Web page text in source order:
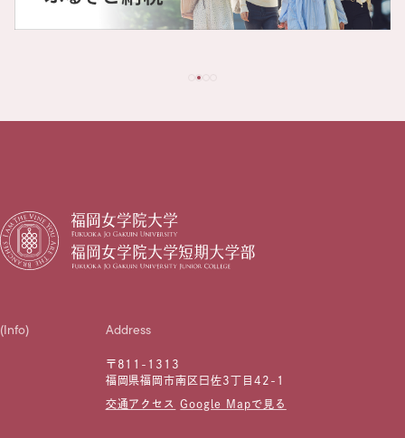
(Info) Address
〒811-1313
福岡県福岡市南区曰佐3丁目42-1
交通アクセス Google Mapで見る